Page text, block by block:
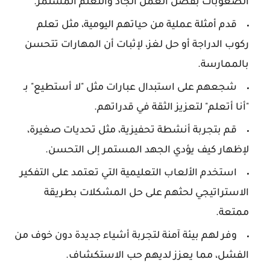
الصعوبات بفضل العمل الجاد والتعلم المستمر.
قدم أمثلة عملية من حياتهم اليومية، مثل تعلم
ركوب الدراجة أو حل لغز، لإثبات أن المهارات تتحسن
بالممارسة.
شجعهم على استبدال عبارات مثل "لا أستطيع" بـ
"أنا أتعلم" لتعزيز الثقة في قدراتهم.
قم بتجربة أنشطة تحفيزية، مثل تحديات صغيرة،
لإظهار كيف يؤدي الجهد المستمر إلى التحسن.
استخدم الألعاب التعليمية التي تعتمد على التفكير
الاستراتيجي لحثهم على حل المشكلات بطريقة
ممتعة.
وفر لهم بيئة آمنة لتجربة أشياء جديدة دون خوف من
الفشل، مما يعزز لديهم حب الاستكشاف.